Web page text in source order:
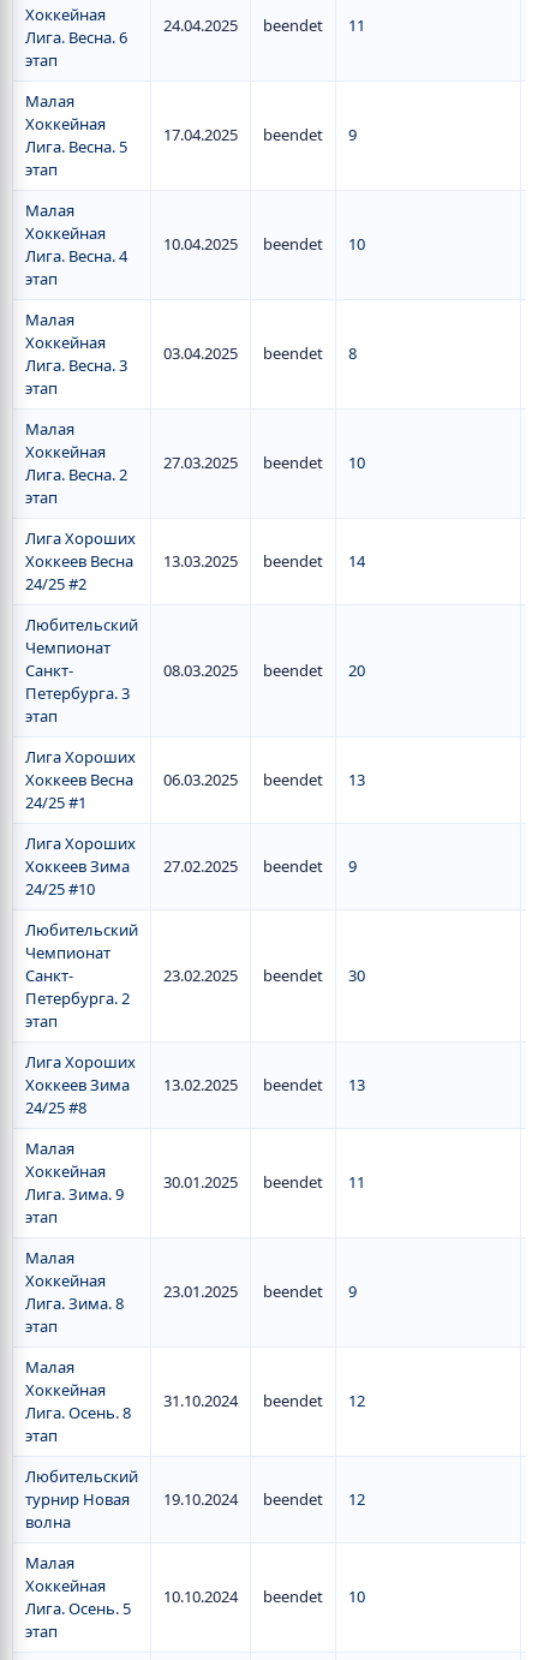
Хоккейная
Лига. Весна. 6
этап
24.04.2025 beendet 11
Малая
Хоккейная
Лига. Весна. 5
этап
17.04.2025 beendet 9
Малая
Хоккейная
Лига. Весна. 4
этап
10.04.2025 beendet 10
Малая
Хоккейная
Лига. Весна. 3
этап
03.04.2025 beendet 8
Малая
Хоккейная
Лига. Весна. 2
этап
27.03.2025 beendet 10
Лига Хороших
Хоккеев Весна
24/25 #2
13.03.2025 beendet 14
Любительский
Чемпионат
Санкт-
Петербурга. 3
этап
08.03.2025 beendet 20
Лига Хороших
Хоккеев Весна
24/25 #1
06.03.2025 beendet 13
Лига Хороших
Хоккеев Зима
24/25 #10
27.02.2025 beendet 9
Любительский
Чемпионат
Санкт-
Петербурга. 2
этап
23.02.2025 beendet 30
Лига Хороших
Хоккеев Зима
24/25 #8
13.02.2025 beendet 13
Малая
Хоккейная
Лига. Зима. 9
этап
30.01.2025 beendet 11
Малая
Хоккейная
Лига. Зима. 8
этап
23.01.2025 beendet 9
Малая
Хоккейная
Лига. Осень. 8
этап
31.10.2024 beendet 12
Любительский
турнир Новая
волна
19.10.2024 beendet 12
Малая
Хоккейная
Лига. Осень. 5
этап
10.10.2024 beendet 10